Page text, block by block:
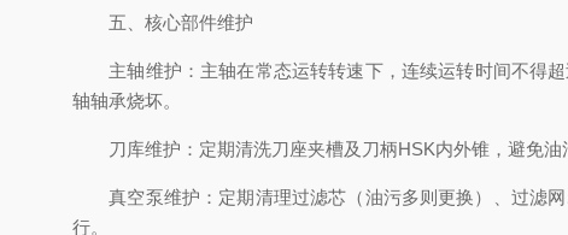
五、核心部件维护
主轴维护：主轴在常态运转转速下，连续运转时间不得超
轴轴承烧坏。
刀库维护：定期清洗刀座夹槽及刀柄HSK内外锥，避免油
真空泵维护：定期清理过滤芯（油污多则更换）、过滤网
行。